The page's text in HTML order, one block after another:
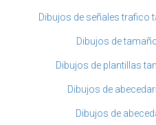
Dibujos de señales
Dibujos de
Dibujos de plantillas
Dibujos de
Dibujos de